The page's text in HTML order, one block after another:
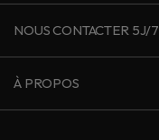
NOUS CONTACTER 5J/7
À PROPOS